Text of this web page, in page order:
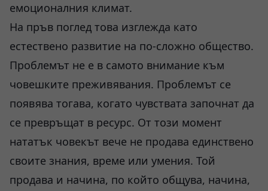
емоционалния климат.
На пръв поглед това изглежда като
естествено развитие на по-сложно общество.
Проблемът не е в самото внимание към
човешките преживявания. Проблемът се
появява тогава, когато чувствата започнат да
се превръщат в ресурс. От този момент
нататък човекът вече не продава единствено
своите знания, време или умения. Той
продава и начина, по който общува, начина,